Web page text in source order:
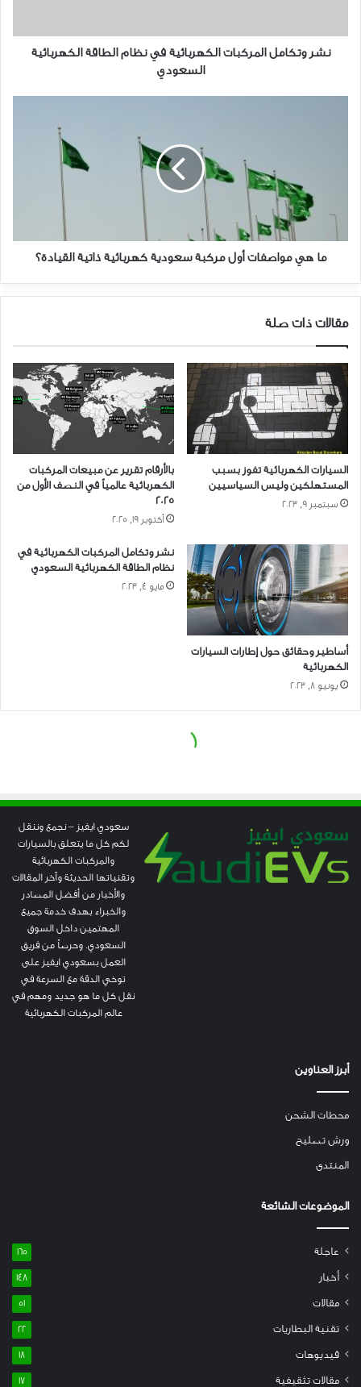
سعودي ايفيز – نجمع وننقل
لكم كل ما يتعلق بالسيارات
والمركبات الكهربائية
وتقنياتها الحديثة وآخر المقالات
والأخبار من أفضل المصادر
والخبراء بهدف خدمة جميع
المهتمين داخل السوق
السعودي. وحرصاً من فريق
العمل بسعودي ايفيز على
توخي الدقة مع السرعة في
نقل كل ما هو جديد ومهم في
عالم المركبات الكهربائية
أبرز العناوين
محطات الشحن
ورش تصليح
المنتدى
الموضوعات الشائعة
عاجلة 165
أخبار 148
مقالات 51
تقنية البطاريات 22
فيديوهات 18
مقالات تثقيفية 17